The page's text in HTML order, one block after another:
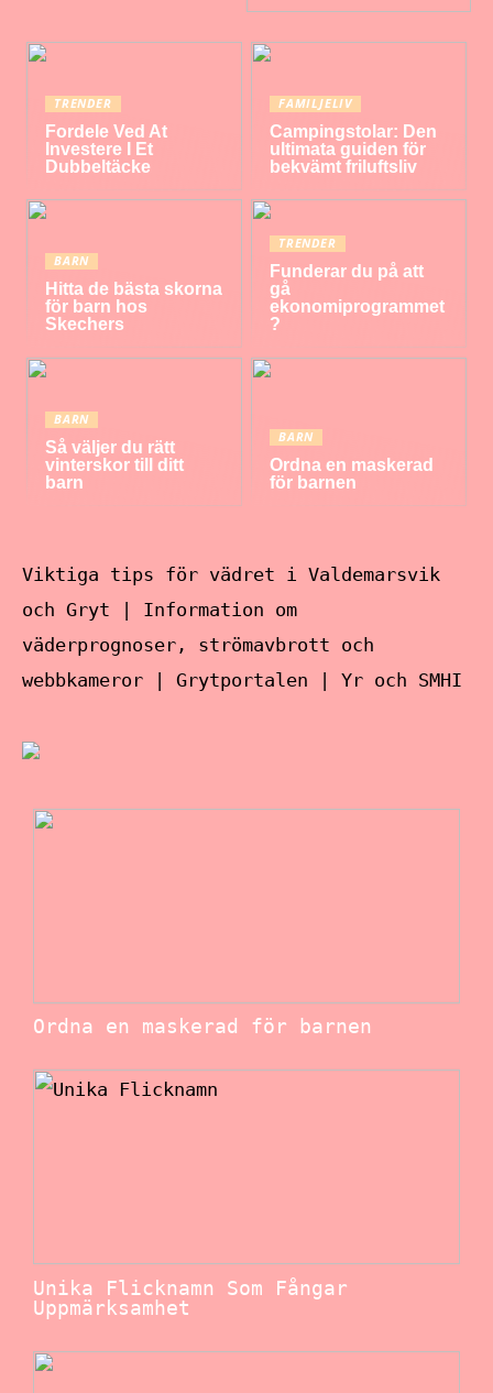
TRENDER
Fordele Ved At
Investere I Et
Dubbeltäcke
FAMILJELIV
Campingstolar: Den
ultimata guiden för
bekvämt friluftsliv
BARN
Hitta de bästa skorna
för barn hos
Skechers
TRENDER
Funderar du på att
gå
ekonomiprogrammet
?
BARN
Så väljer du rätt
vinterskor till ditt
barn
BARN
Ordna en maskerad
för barnen
Viktiga tips för vädret i Valdemarsvik
och Gryt | Information om
väderprognoser, strömavbrott och
webbkameror | Grytportalen | Yr och SMHI
Ordna en maskerad för barnen
Unika Flicknamn Som Fångar
Uppmärksamhet